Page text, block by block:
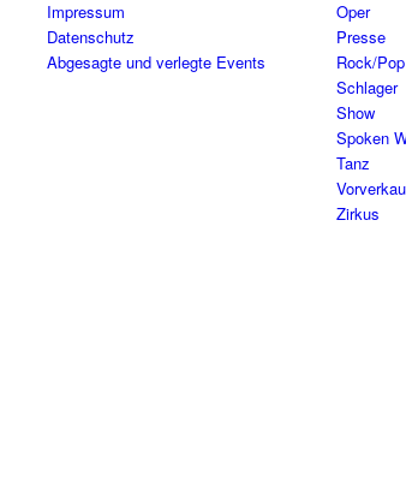
Impressum
Datenschutz
Abgesagte und verlegte Events
Oper
Presse
Rock/Pop
Schlager
Show
Spoken
Tanz
Zirkus